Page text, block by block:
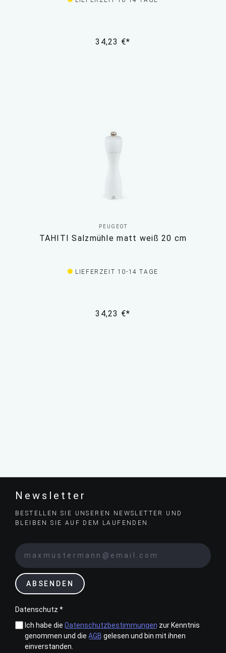
34,23 €*
PEUGEOT
TAHITI Salzmühle matt weiß 20 cm
LIEFERZEIT 10-14 TAGE
34,23 €*
Newsletter
BESTELLEN SIE UNSEREN NEWSLETTER UND
BLEIBEN SIE AUF DEM LAUFENDEN.
ABSENDEN
Datenschutz *
Ich habe die Datenschutzbestimmungen zur Kenntnis
genommen und die AGB gelesen und bin mit ihnen
einverstanden.